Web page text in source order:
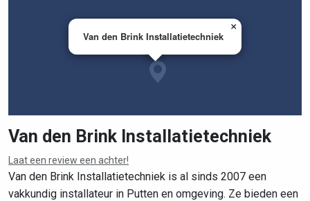
Van den Brink Installatietechniek
×
Leaflet |© OpenStreetMapcontributors
Van den Brink Installatietechniek
Laat een review een achter!
Van den Brink Installatietechniek is al sinds 2007 een
vakkundig installateur in Putten en omgeving. Ze bieden een